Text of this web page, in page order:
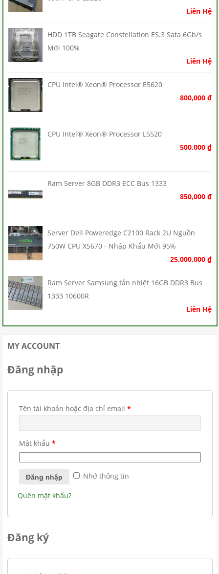
Liên Hệ
HDD 1TB Seagate Constellation ES.3 Sata 6Gb/s
Mới 100%
Liên Hệ
CPU Intel® Xeon® Processor E5620
800,000 ₫
CPU Intel® Xeon® Processor L5520
500,000 ₫
Ram Server 8GB DDR3 ECC Bus 1333
850,000 ₫
Server Dell Poweredge C2100 Rack 2U Nguồn
750W CPU X5670 - Nhập Khẩu Mới 95%
25,000,000 ₫
Ram Server Samsung tản nhiệt 16GB DDR3 Bus
1333 10600R
Liên Hệ
MY ACCOUNT
Đăng nhập
Tên tài khoản hoặc địa chỉ email*
Mật khẩu*
Nhớ thông tin
Quên mật khẩu?
Đăng ký